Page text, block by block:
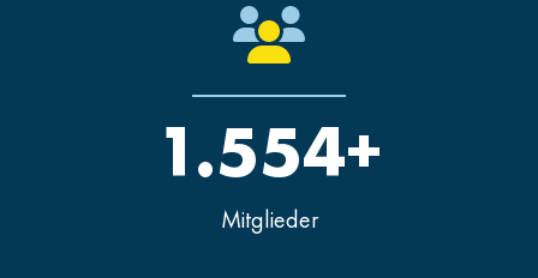
Mitglieder
1.554+